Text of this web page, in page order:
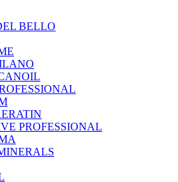
BELLO
PROFESSIONAL